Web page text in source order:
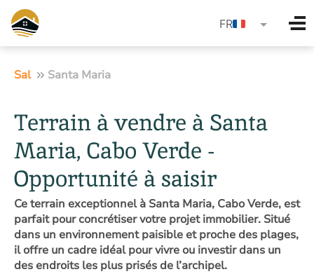
language
FR
Sal Santa Maria
Terrain à vendre à Santa
Maria, Cabo Verde -
Opportunité à saisir
Ce terrain exceptionnel à Santa Maria, Cabo Verde, est
parfait pour concrétiser votre projet immobilier. Situé
dans un environnement paisible et proche des plages,
il offre un cadre idéal pour vivre ou investir dans un
des endroits les plus prisés de l’archipel.